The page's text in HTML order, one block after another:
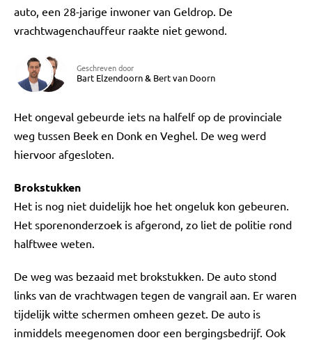
auto, een 28-jarige inwoner van Geldrop. De
vrachtwagenchauffeur raakte niet gewond.
Geschreven door
Bart Elzendoorn& Bert van Doorn
Het ongeval gebeurde iets na halfelf op de provinciale
weg tussen Beek en Donk en Veghel. De weg werd
hiervoor afgesloten.
Brokstukken
Het is nog niet duidelijk hoe het ongeluk kon gebeuren.
Het sporenonderzoek is afgerond, zo liet de politie rond
halftwee weten.
De weg was bezaaid met brokstukken. De auto stond
links van de vrachtwagen tegen de vangrail aan. Er waren
tijdelijk witte schermen omheen gezet. De auto is
inmiddels meegenomen door een bergingsbedrijf. Ook